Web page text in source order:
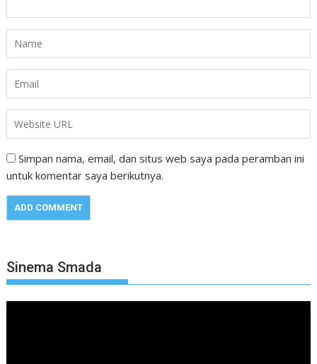
Simpan nama, email, dan situs web saya pada peramban ini
untuk komentar saya berikutnya.
Sinema Smada